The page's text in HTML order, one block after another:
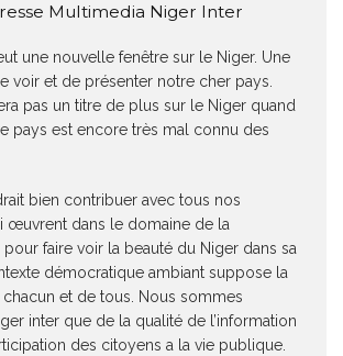
Multimedia Niger Inter
une nouvelle fenêtre sur le Niger. Une
voir et de présenter notre cher pays.
pas un titre de plus sur le Niger quand
pays est encore très mal connu des
bien contribuer avec tous nos
œuvrent dans le domaine de la
faire voir la beauté du Niger dans sa
démocratique ambiant suppose la
et de tous. Nous sommes
inter que de la qualité de l’information
des citoyens a la vie publique.